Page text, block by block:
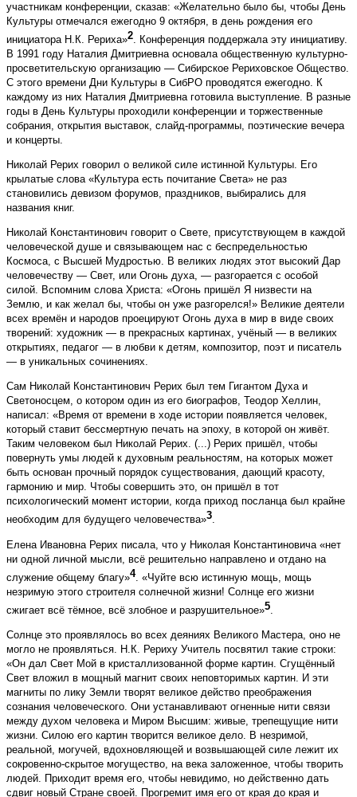
участникам конференции, сказав: «Желательно было бы, чтобы День
Культуры отмечался ежегодно 9 октября, в день рождения его
инициатора Н.К. Рериха»2. Конференция поддержала эту инициа­тиву.
В 1991 году Наталия Дмитриевна основала общественную культурно-
просветительскую организацию — Сибирское Рериховское Общество.
С этого времени Дни Культуры в СибРО проводятся ежегодно. К
каждому из них Наталия Дмитриевна готовила выступление. В разные
годы в День Культуры проходили конференции и торжественные
собрания, открытия выставок, слайд-программы, поэтические вечера
и концерты.
Николай Рерих говорил о великой силе истинной Культуры. Его
крылатые слова «Культура есть почитание Света» не раз
становились девизом форумов, праздников, выбирались для
названия книг.
Николай Константинович говорит о Свете, присутствующем в каждой
человеческой душе и связывающем нас с беспредельностью
Космоса, с Высшей Мудростью. В великих людях этот высокий Дар
человечеству — Свет, или Огонь духа, — разгорается с особой
силой. Вспомним слова Христа: «Огонь пришёл Я низвести на
Землю, и как желал бы, чтобы он уже разгорелся!» Великие деятели
всех времён и народов проецируют Огонь духа в мир в виде своих
творений: художник — в прекрасных картинах, учёный — в великих
открытиях, педагог — в любви к детям, композитор, поэт и писатель
— в уникальных сочинениях.
Сам Николай Константинович Рерих был тем Гигантом Духа и
Светоносцем, о котором один из его биографов, Теодор Хеллин,
написал: «Время от времени в ходе истории появляется человек,
который ставит бессмертную печать на эпоху, в которой он живёт.
Таким человеком был Николай Рерих. (...) Рерих пришёл, чтобы
повернуть умы людей к духовным реальностям, на которых может
быть основан прочный порядок существования, дающий красоту,
гармонию и мир. Чтобы совершить это, он пришёл в тот
психологический момент истории, когда приход посланца был крайне
необходим для будущего человечества»3.
Елена Ивановна Рерих писала, что у Николая Константиновича «нет
ни одной личной мысли, всё решительно направлено и отдано на
служение общему благу»4. «Чуйте всю истинную мощь, мощь
незримую этого строителя солнечной жизни! Солнце его жизни
сжигает всё тёмное, всё злобное и разрушительное»5.
Солнце это проявлялось во всех деяниях Великого Мастера, оно не
могло не проявляться. Н.К. Рериху Учитель посвятил такие строки:
«Он дал Свет Мой в кристаллизованной форме картин. Сгущённый
Свет вложил в мощный магнит своих неповторимых картин. И эти
магниты по лику Земли творят великое действо преображения
сознания человеческого. Они устанавливают огненные нити связи
между духом человека и Миром Высшим: живые, трепещущие нити
жизни. Силою его картин творится великое дело. В незримой,
реальной, могучей, вдохновляющей и возвышающей силе лежит их
сокровенно-скрытое могущество, на века заложенное, чтобы творить
людей. Приходит время его, чтобы невидимо, но действенно дать
сдвиг новый Стране своей. Прогремит имя его от края до края и